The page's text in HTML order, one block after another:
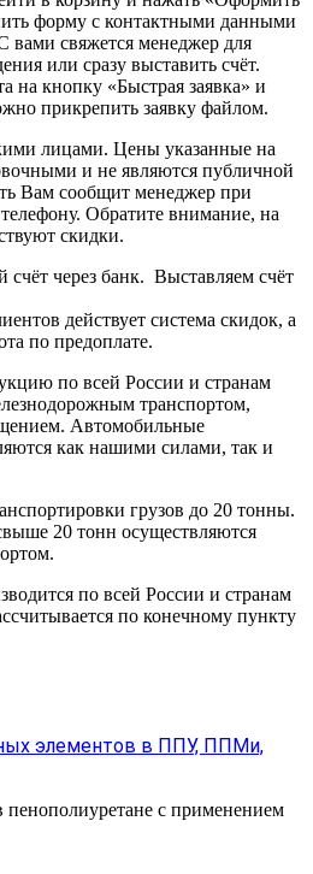
форму с контактными данными
вами свяжется менеджер для
или сразу выставить счёт.
на кнопку «Быстрая заявка» и
прикрепить заявку файлом.
лицами. Цены указанные на
и не являются публичной
Вам сообщит менеджер при
Обратите внимание, на
скидки.
счёт через банк. Выставляем счёт
действует система скидок, а
по предоплате.
по всей России и странам
транспортом,
Автомобильные
как нашими силами, так и
грузов до 20 тонны.
20 тонн осуществляются
по всей России и странам
по конечному пункту
элементов в ППУ, ППМи,
пенополиуретане с применением